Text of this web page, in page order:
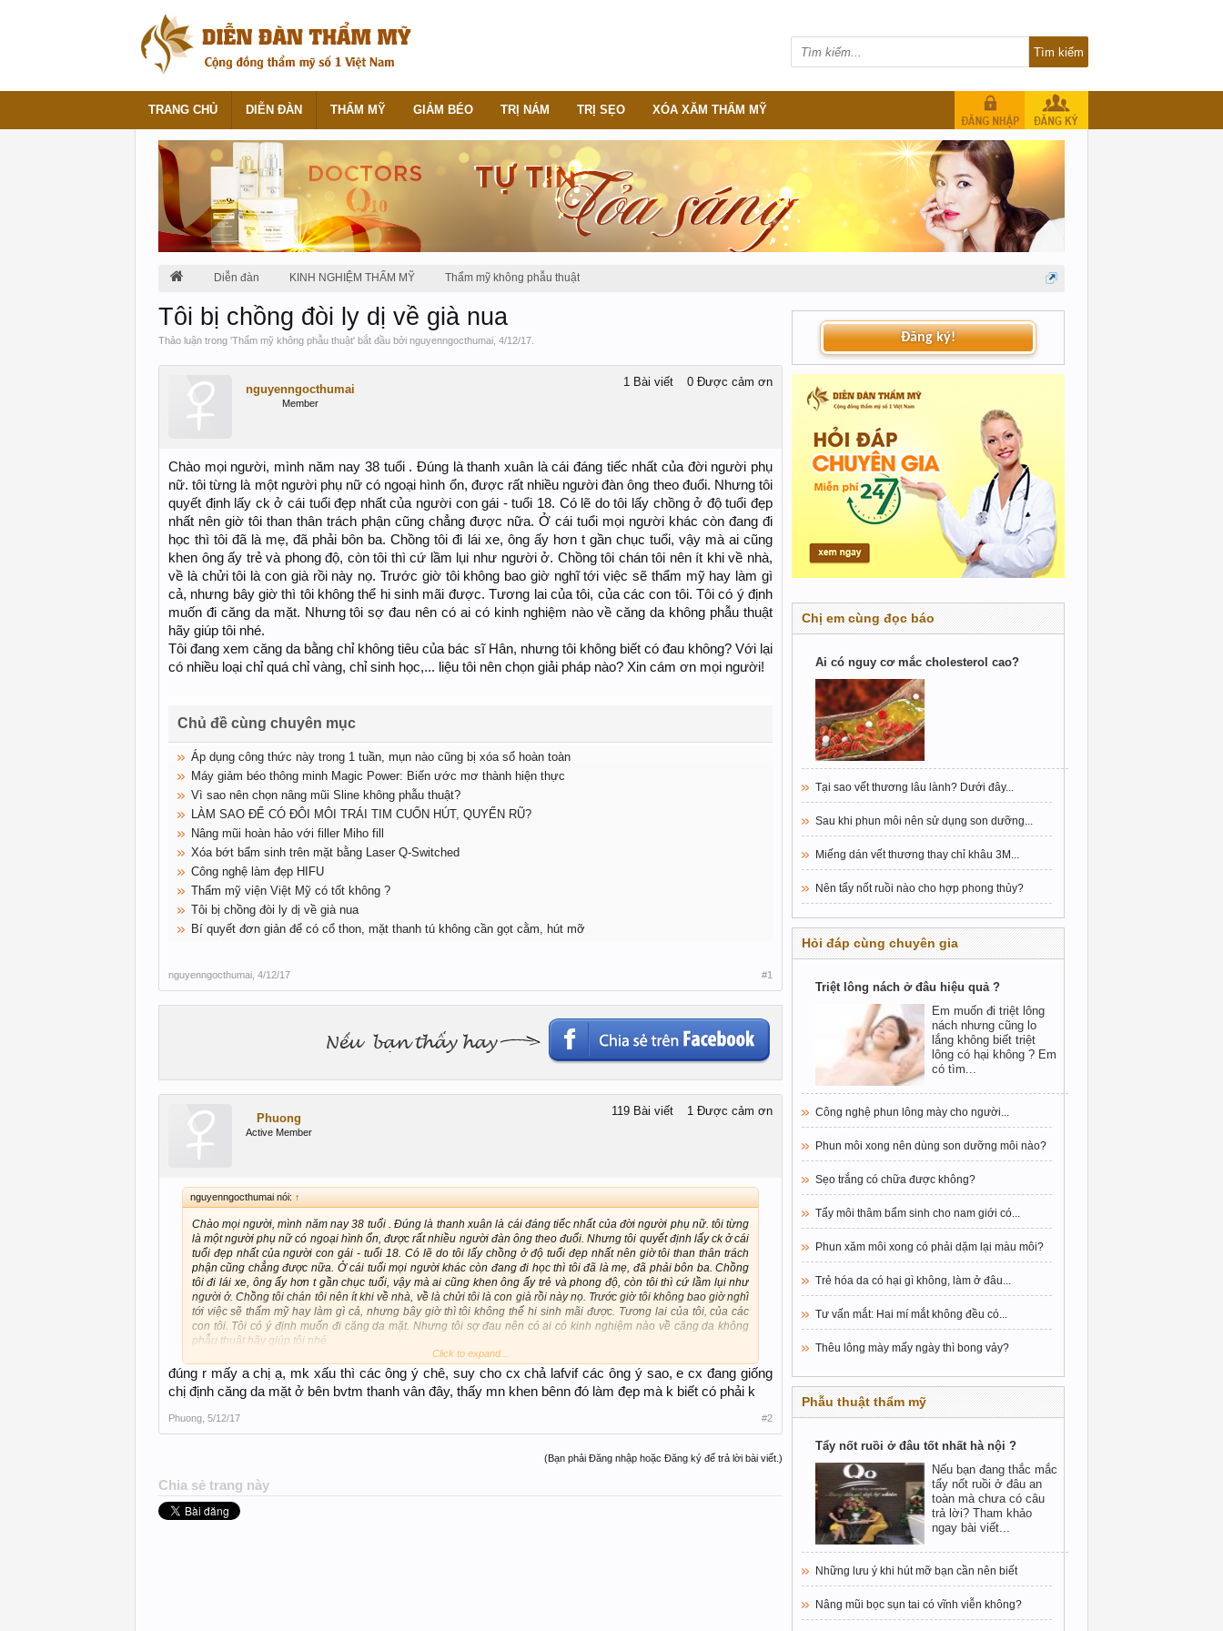
Diễn đàn KINH NGHIỆM THẨM MỸ Thẩm mỹ không phẫu thuật
Tôi bị chồng đòi ly dị về già nua
Thảo luận trong 'Thẩm mỹ không phẫu thuật' bắt đầu bởi nguyenngocthumai 4/12/17
nguyenngocthumai
Member
1 Bài viết 0 Được cảm ơn
Chào mọi người, mình năm nay 38 tuổi . Đúng là thanh xuân là cái đáng tiếc nhất của đời người phụ
nữ. tôi từng là một người phụ nữ có ngoại hình ổn, được rất nhiều người đàn ông theo đuổi. Nhưng tôi
quyết định lấy ck ở cái tuổi đẹp nhất của người con gái - tuổi 18. Có lẽ do tôi lấy chồng ở độ tuổi đẹp
nhất nên giờ tôi than thân trách phận cũng chẳng được nữa. Ở cái tuổi mọi người khác còn đang đi
học thì tôi đã là mẹ, đã phải bôn ba. Chồng tôi đi lái xe, ông ấy hơn t gần chục tuổi, vậy mà ai cũng
khen ông ấy trẻ và phong độ, còn tôi thì cứ lầm lụi như người ở. Chồng tôi chán tôi nên ít khi về nhà,
về là chửi tôi là con già rồi này nọ. Trước giờ tôi không bao giờ nghĩ tới việc sẽ thẩm mỹ hay làm gì
cả, nhưng bây giờ thì tôi không thể hi sinh mãi được. Tương lai của tôi, của các con tôi. Tôi có ý định
muốn đi căng da mặt. Nhưng tôi sợ đau nên có ai có kinh nghiệm nào về căng da không phẫu thuật
hãy giúp tôi nhé.
Tôi đang xem căng da bằng chỉ không tiêu của bác sĩ Hân, nhưng tôi không biết có đau không? Với lại
có nhiều loại chỉ quá chỉ vàng, chỉ sinh học,... liệu tôi nên chọn giải pháp nào? Xin cám ơn mọi người!
Chủ đề cùng chuyên mục
Áp dụng công thức này trong 1 tuần, mụn nào cũng bị xóa sổ hoàn toàn
Máy giảm béo thông minh Magic Power: Biến ước mơ thành hiện thực
Vì sao nên chọn nâng mũi Sline không phẫu thuật?
LÀM SAO ĐỂ CÓ ĐÔI MÔI TRÁI TIM CUỐN HÚT, QUYẾN RŨ?
Nâng mũi hoàn hảo với filler Miho fill
Xóa bớt bẩm sinh trên mặt bằng Laser Q-Switched
Công nghệ làm đẹp HIFU
Thẩm mỹ viện Việt Mỹ có tốt không ?
Tôi bị chồng đòi ly dị về già nua
Bí quyết đơn giản để có cổ thon, mặt thanh tú không cần gọt cằm, hút mỡ
nguyenngocthumai 4/12/17 #1
Phuong
Active Member
119 Bài viết 1 Được cảm ơn
nguyenngocthumai nói: ↑
Chào mọi người, mình năm nay 38 tuổi . Đúng là thanh xuân là cái đáng tiếc nhất của đời người phụ nữ. tôi từng
là một người phụ nữ có ngoại hình ổn, được rất nhiều người đàn ông theo đuổi. Nhưng tôi quyết định lấy ck ở cái
tuổi đẹp nhất của người con gái - tuổi 18. Có lẽ do tôi lấy chồng ở độ tuổi đẹp nhất nên giờ tôi than thân trách
phận cũng chẳng được nữa. Ở cái tuổi mọi người khác còn đang đi học thì tôi đã là mẹ, đã phải bôn ba. Chồng
tôi đi lái xe, ông ấy hơn t gần chục tuổi, vậy mà ai cũng khen ông ấy trẻ và phong độ, còn tôi thì cứ lầm lụi như
người ở. Chồng tôi chán tôi nên ít khi về nhà, về là chửi tôi là con già rồi này nọ. Trước giờ tôi không bao giờ nghĩ
tới việc sẽ thẩm mỹ hay làm gì cả, nhưng bây giờ thì tôi không thể hi sinh mãi được. Tương lai của tôi, của các
con tôi. Tôi có ý định muốn đi căng da mặt. Nhưng tôi sợ đau nên có ai có kinh nghiệm nào về căng da không
phẫu thuật hãy giúp tôi nhé.
Tôi đang xem căng da bằng chỉ không tiêu của bác sĩ Hân, nhưng tôi không biết có đau không? Với lại có nhiều
loại chỉ quá chỉ vàng, chỉ sinh học,... liệu tôi nên chọn giải pháp nào? Xin cám ơn mọi người!
Click to expand...
đúng r mấy a chị ạ, mk xấu thì các ông ý chê, suy cho cx chả lafvif các ông ý sao, e cx đang giống
chị định căng da mặt ở bên bvtm thanh vân đây, thấy mn khen bênn đó làm đẹp mà k biết có phải k
Phuong 5/12/17 #2
(Bạn phải Đăng nhập hoặc Đăng ký để trả lời bài viết.)
Chia sẻ trang này
Đăng ký!
Chị em cùng đọc báo
Ai có nguy cơ mắc cholesterol cao?
Tại sao vết thương lâu lành? Dưới đây...
Sau khi phun môi nên sử dụng son dưỡng...
Miếng dán vết thương thay chỉ khâu 3M...
Nên tẩy nốt ruồi nào cho hợp phong thủy?
Hỏi đáp cùng chuyên gia
Triệt lông nách ở đâu hiệu quả ?
Em muốn đi triệt lông
nách nhưng cũng lo
lắng không biết triệt
lông có hại không ? Em
có tìm...
Công nghệ phun lông mày cho người...
Phun môi xong nên dùng son dưỡng môi nào?
Sẹo trắng có chữa được không?
Tẩy môi thâm bẩm sinh cho nam giới có...
Phun xăm môi xong có phải dặm lại màu môi?
Trẻ hóa da có hại gì không, làm ở đâu...
Tư vấn mắt: Hai mí mắt không đều có...
Thêu lông mày mấy ngày thì bong vảy?
Phẫu thuật thẩm mỹ
Tẩy nốt ruồi ở đâu tốt nhất hà nội ?
Nếu bạn đang thắc mắc
tẩy nốt ruồi ở đâu an
toàn mà chưa có câu
trả lời? Tham khảo
ngay bài viết...
Những lưu ý khi hút mỡ bạn cần nên biết
Nâng mũi bọc sụn tai có vĩnh viễn không?
TRANG CHỦ DIỄN ĐÀN THẨM MỸ GIẢM BÉO TRỊ NÁM TRỊ SẸO XÓA XĂM THẨM MỸ